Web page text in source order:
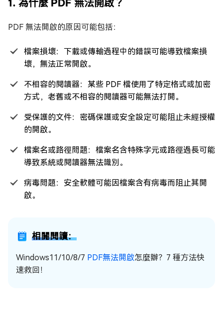
1. 為什麼 PDF 無法開啟？
PDF 無法開啟的原因可能包括：
檔案損壞：下載或傳輸過程中的錯誤可能導致檔案損
壞，無法正常開啟。
不相容的閱讀器：某些 PDF 檔使用了特定格式或加密
方式，老舊或不相容的閱讀器可能無法打開。
受保護的文件：密碼保護或安全設定可能阻止未經授權
的開啟。
檔案名或路徑問題：檔案名含特殊字元或路徑過長可能
導致系統或閱讀器無法識別。
病毒問題：安全軟體可能因檔案含有病毒而阻止其開
啟。
相關閱讀：
Windows11/10/8/7 PDF無法開啟怎麼辦？7 種方法快
速救回！